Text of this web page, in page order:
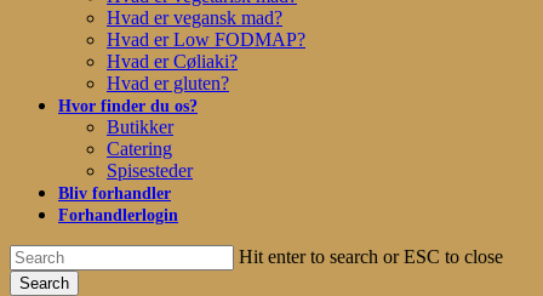
Hvad er vegansk mad?
Hvad er Low FODMAP?
Hvad er Cøliaki?
Hvad er gluten?
Hvor finder du os?
Butikker
Catering
Spisesteder
Bliv forhandler
Forhandlerlogin
Hit enter to search or ESC to close
Search